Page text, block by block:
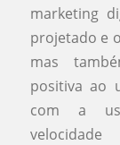
marketing
projetado e
mas
positiva ao
com a